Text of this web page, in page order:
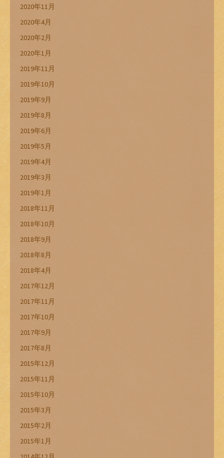
2020年11月
2020年4月
2020年2月
2020年1月
2019年11月
2019年10月
2019年9月
2019年8月
2019年6月
2019年5月
2019年4月
2019年3月
2019年1月
2018年11月
2018年10月
2018年9月
2018年8月
2018年4月
2017年12月
2017年11月
2017年10月
2017年9月
2017年8月
2015年12月
2015年11月
2015年10月
2015年3月
2015年2月
2015年1月